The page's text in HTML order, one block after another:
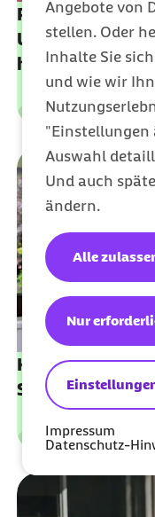
Angebote von
stellen. Oder
Inhalte Sie
und wie wir
"Einstellungen
Auswahl
Und auch
ändern.
Nur
Alle
Impressum
Datenschutz-
Unterstützung
holen
Kategorie
Leistungen
Sachleistungen
Kategorie
Leistungen